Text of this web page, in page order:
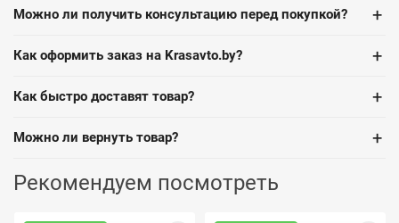
Можно ли получить консультацию перед покупкой? +
Как оформить заказ на Krasavto.by? +
Как быстро доставят товар? +
Можно ли вернуть товар? +
Рекомендуем посмотреть